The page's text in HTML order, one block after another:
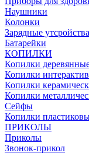
Наушники
Колонки
Зарядные утсройства
Батарейки
КОПИЛКИ
Копилки
Копилки
Копилки
Копилки
Сейфы
Копилки
ПРИКОЛЫ
Приколы
Звонок-прикол